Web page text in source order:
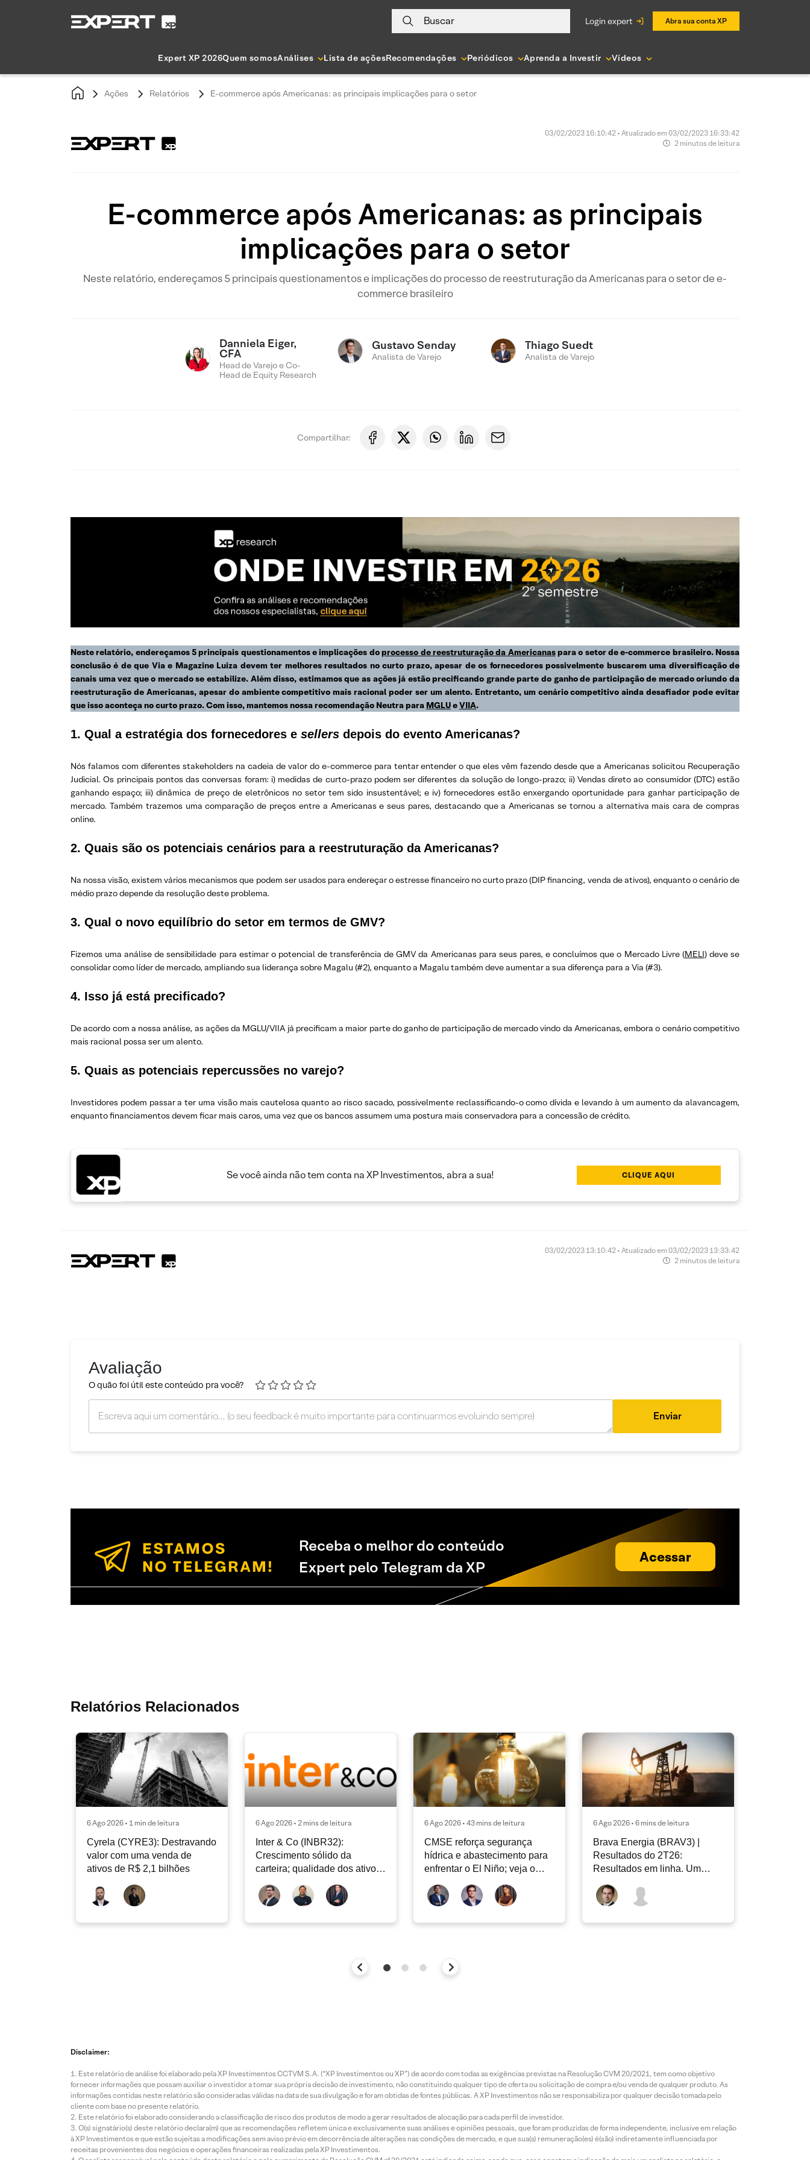
Buscar login expert Abra sua conta XP
Expert XP 2026Quem somosAnálises Lista de açõesRecomendações Periódicos Aprenda a Investir Vídeos
Ações Relatórios E-commerce após Americanas: as principais implicações para o setor
03/02/2023 16:10:42 • Atualizado em 03/02/2023 16:33:42
2 minutos de leitura
E-commerce após Americanas: as principais
implicações para o setor
Neste relatório, endereçamos 5 principais questionamentos e implicações do processo de reestruturação da Americanas para o setor de e-
commerce brasileiro
Danniela Eiger,
CFA
Head de Varejo e Co-
Head de Equity Research
Gustavo Senday
Analista de Varejo
Thiago Suedt
Analista de Varejo
Compartilhar:
Neste relatório, endereçamos 5 principais questionamentos e implicações doprocesso de reestruturação da Americanaspara o setor de e-commerce brasileiro. Nossa
conclusão é de que Via e Magazine Luiza devem ter melhores resultados no curto prazo, apesar de os fornecedores possivelmente buscarem uma diversificação de
canais uma vez que o mercado se estabilize. Além disso, estimamos que as ações já estão precificando grande parte do ganho de participação de mercado oriundo da
reestruturação de Americanas, apesar do ambiente competitivo mais racional poder ser um alento. Entretanto, um cenário competitivo ainda desafiador pode evitar
que isso aconteça no curto prazo. Com isso, mantemos nossa recomendação Neutra para MGLUeVIIA.
1. Qual a estratégia dos fornecedores e sellers depois do evento Americanas?
Nós falamos com diferentes stakeholders na cadeia de valor do e-commerce para tentar entender o que eles vêm fazendo desde que a Americanas solicitou Recuperação
Judicial. Os principais pontos das conversas foram: i) medidas de curto-prazo podem ser diferentes da solução de longo-prazo; ii) Vendas direto ao consumidor (DTC) estão
ganhando espaço; iii) dinâmica de preço de eletrônicos no setor tem sido insustentável; e iv) fornecedores estão enxergando oportunidade para ganhar participação de
mercado. Também trazemos uma comparação de preços entre a Americanas e seus pares, destacando que a Americanas se tornou a alternativa mais cara de compras
online.
2. Quais são os potenciais cenários para a reestruturação da Americanas?
Na nossa visão, existem vários mecanismos que podem ser usados para endereçar o estresse financeiro no curto prazo (DIP financing, venda de ativos), enquanto o cenário de
médio prazo depende da resolução deste problema.
3. Qual o novo equilíbrio do setor em termos de GMV?
Fizemos uma análise de sensibilidade para estimar o potencial de transferência de GMV da Americanas para seus pares, e concluímos que o Mercado Livre (MELI) deve se
consolidar como líder de mercado, ampliando sua liderança sobre Magalu (#2), enquanto a Magalu também deve aumentar a sua diferença para a Via (#3).
4. Isso já está precificado?
De acordo com a nossa análise, as ações da MGLU/VIIA já precificam a maior parte do ganho de participação de mercado vindo da Americanas, embora o cenário competitivo
mais racional possa ser um alento.
5. Quais as potenciais repercussões no varejo?
Investidores podem passar a ter uma visão mais cautelosa quanto ao risco sacado, possivelmente reclassificando-o como dívida e levando à um aumento da alavancagem,
enquanto financiamentos devem ficar mais caros, uma vez que os bancos assumem uma postura mais conservadora para a concessão de crédito.
Se você ainda não tem conta na XP Investimentos, abra a sua! CLIQUE AQUI
03/02/2023 13:10:42 • Atualizado em 03/02/2023 13:33:42
2 minutos de leitura
Avaliação
O quão foi útil este conteúdo pra você?
Enviar
Receba o melhor do conteúdo
Expert pelo Telegram da XP
Acessar
Relatórios Relacionados
6 Ago 2026 • 1 min de leitura
Cyrela (CYRE3): Destravando
valor com uma venda de
ativos de R$ 2,1 bilhões
6 Ago 2026 • 2 mins de leitura
Inter & Co (INBR32):
Crescimento sólido da
carteira; qualidade dos ativos
continua sendo o principal
debate
6 Ago 2026 • 43 mins de leitura
CMSE reforça segurança
hídrica e abastecimento para
enfrentar o El Niño; veja o
Radar Energia XP | Agosto
6 Ago 2026 • 6 mins de leitura
Brava Energia (BRAV3) |
Resultados do 2T26:
Resultados em linha. Um
novo capítulo à frente
Disclaimer:
Este relatório de análise foi elaborado pela XP Investimentos CCTVM S.A. (“XP Investimentos ou XP”) de acordo com todas as exigências previstas na Resolução CVM 20/2021, tem como objetivo
fornecer informações que possam auxiliar o investidor a tomar sua própria decisão de investimento, não constituindo qualquer tipo de oferta ou solicitação de compra e/ou venda de qualquer produto. As
informações contidas neste relatório são consideradas válidas na data de sua divulgação e foram obtidas de fontes públicas. A XP Investimentos não se responsabiliza por qualquer decisão tomada pelo
cliente com base no presente relatório.
Este relatório foi elaborado considerando a classificação de risco dos produtos de modo a gerar resultados de alocação para cada perfil de investidor.
O(s) signatário(s) deste relatório declara(m) que as recomendações refletem única e exclusivamente suas análises e opiniões pessoais, que foram produzidas de forma independente, inclusive em relação
à XP Investimentos e que estão sujeitas a modificações sem aviso prévio em decorrência de alterações nas condições de mercado, e que sua(s) remuneração(es) é(são) indiretamente influenciada por
receitas provenientes dos negócios e operações financeiras realizadas pela XP Investimentos.